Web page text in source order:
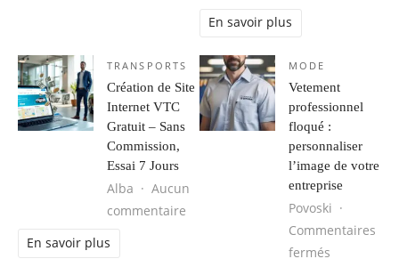
En savoir plus
TRANSPORTS
Création de Site
Internet VTC
Gratuit – Sans
Commission,
Essai 7 Jours
Alba
Aucun
commentaire sur Création de Site Internet VTC
En savoir plus
MODE
Vetement
professionnel
floqué :
personnaliser
l’image de votre
entreprise
Povoski
Commentaires
fermés